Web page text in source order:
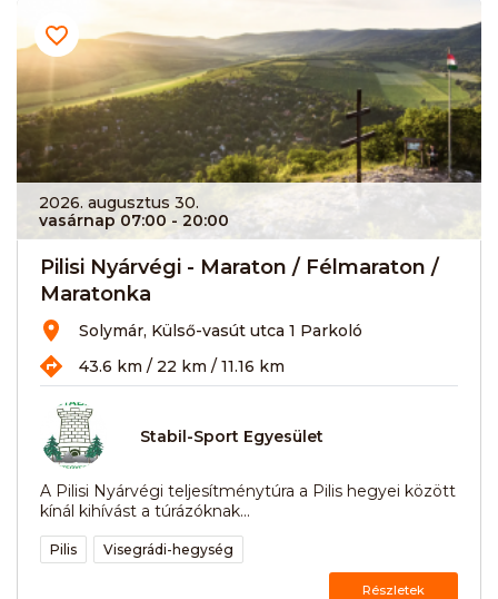
2026. augusztus 30.
vasárnap 07:00 - 20:00
Pilisi Nyárvégi - Maraton / Félmaraton /
Maratonka
Solymár, Külső-vasút utca 1 Parkoló
43.6 km / 22 km / 11.16 km
Stabil-Sport Egyesület
A Pilisi Nyárvégi teljesítménytúra a Pilis hegyei között
kínál kihívást a túrázóknak...
Pilis Visegrádi-hegység
Részletek